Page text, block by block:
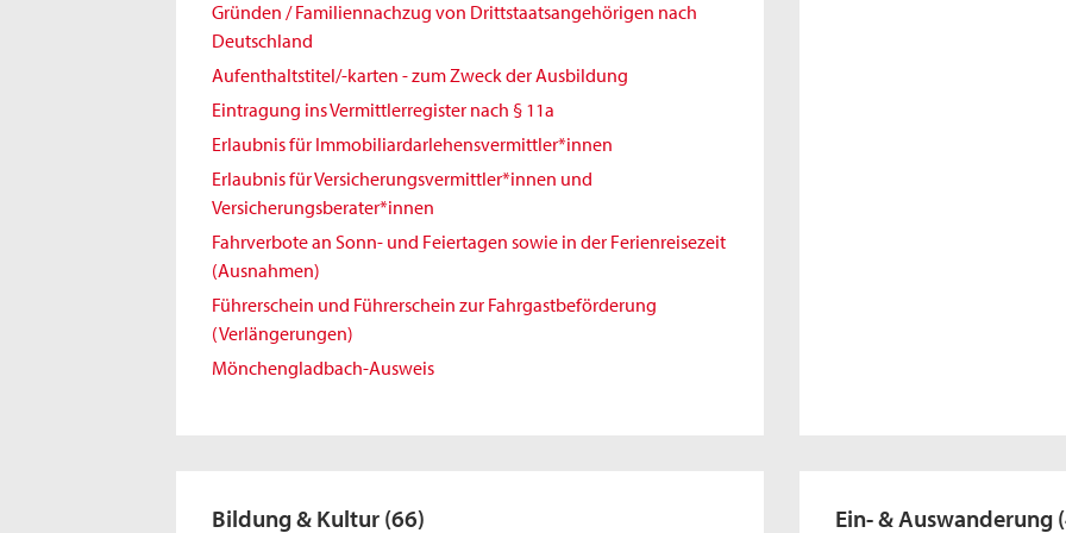
Gründen / Familiennachzug von Drittstaatsangehörigen nach
Deutschland
Aufenthaltstitel/-karten - zum Zweck der Ausbildung
Eintragung ins Vermittlerregister nach § 11a
Erlaubnis für Immobiliardarlehensvermittler*innen
Erlaubnis für Versicherungsvermittler*innen und
Versicherungsberater*innen
Fahrverbote an Sonn- und Feiertagen sowie in der Ferienreisezeit
(Ausnahmen)
Führerschein und Führerschein zur Fahrgastbeförderung
(Verlängerungen)
Mönchengladbach-Ausweis
Bildung & Kultur (66) Ein- & Auswanderung